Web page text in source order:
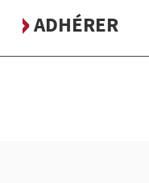
ADHÉRER